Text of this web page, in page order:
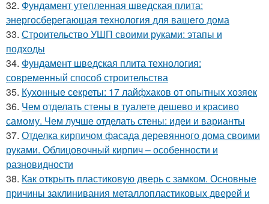
32. Фундамент утепленная шведская плита:
энергосберегающая технология для вашего дома
33. Строительство УШП своими руками: этапы и
подходы
34. Фундамент шведская плита технология:
современный способ строительства
35. Кухонные секреты: 17 лайфхаков от опытных хозяек
36. Чем отделать стены в туалете дешево и красиво
самому. Чем лучше отделать стены: идеи и варианты
37. Отделка кирпичом фасада деревянного дома своими
руками. Облицовочный кирпич – особенности и
разновидности
38. Как открыть пластиковую дверь с замком. Основные
причины заклинивания металлопластиковых дверей и